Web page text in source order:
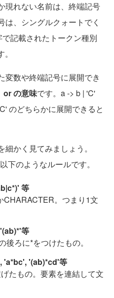
現れない名前は、終端記号
は、シングルクォートでく
記載されたトークン種別
数や終端記号に展開でき
or の意味です。a -> b | 'C'
のどちらかに展開できると
かく見てみましょう。
下のようなルールです。
等
CHARACTER。つまり1文
等
後ろに*をつけたもの。
'a*bc', '(ab)*cd'等
たもの。要素を連結して文